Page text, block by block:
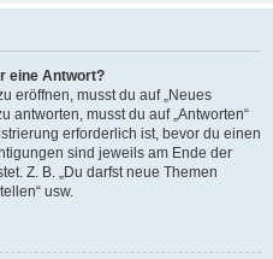
eine Antwort?
eröffnen, musst du auf „Neues
antworten, musst du auf „Antworten“
erforderlich ist, bevor du einen
sind jeweils am Ende der
Z. B. „Du darfst neue Themen
usw.